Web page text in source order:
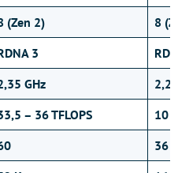
(Zen 2)
8
3
GHz
– 36 TFLOPS
10
36